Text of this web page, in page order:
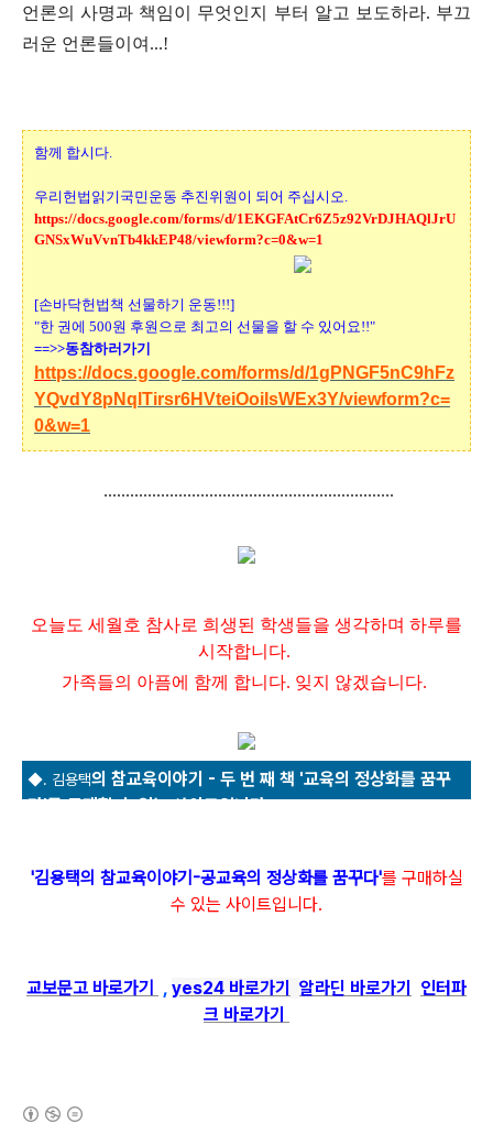
언론의 사명과 책임이 무엇인지 부터 알고 보도하라. 부끄
러운 언론들이여...!
함께 합시다.
우리헌법읽기국민운동 추진위원이 되어 주십시오.
https://docs.google.com/forms/d/1EKGFAtCr6Z5z92VrDJHAQlJrU
GNSxWuVvnTb4kkEP48/viewform?c=0&w=1
[손바닥헌법책 선물하기 운동!!!]
"한 권에 500원 후원으로 최고의 선물을 할 수 있어요!!"
==>>동참하러가기
https://docs.google.com/forms/d/1gPNGF5nC9hFz
YQvdY8pNqlTirsr6HVteiOoiIsWEx3Y/viewform?c=
0&w=1
..................................................................
오늘도 세월호 참사로 희생된 학생들을 생각하며 하루를
시작합니다.
가족들의 아픔에 함께 합니다. 잊지 않겠습니다.
◆. 김용택의 참교육이야기 - 두 번 째 책 '교육의 정상화를 꿈꾸
다'를 구매할 수 있는 사이트입니다.
'김용택의 참교육이야기-공교육의 정상화를 꿈꾸다'를 구매하실
수 있는 사이트입니다.
교보문고 바로가기 , yes24 바로가기 알라딘 바로가기
인터파
크 바로가기